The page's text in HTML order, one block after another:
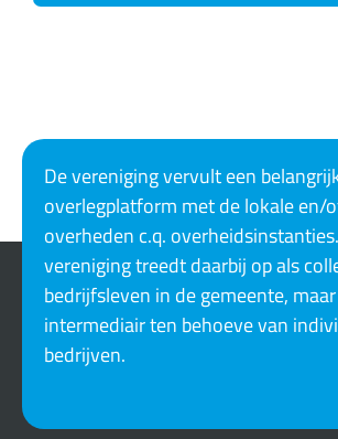
De vereniging vervult een
overlegplatform met de lokale en/
overheden c.q.
vereniging treedt daarbij op als
bedrijfsleven in de gemeente,
intermediair ten behoeve van
bedrijven.